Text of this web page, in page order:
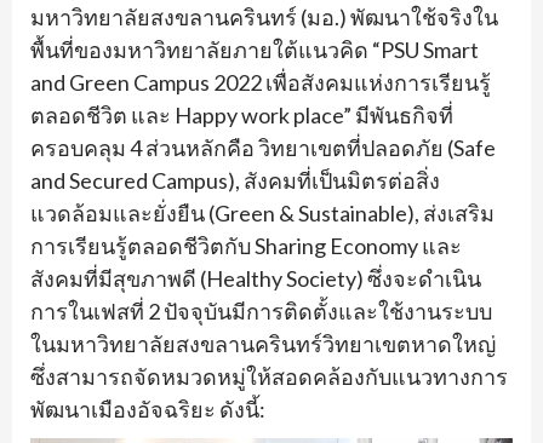
มหาวิทยาลัยสงขลานครินทร์ (มอ.) พัฒนาใช้จริงใน
พื้นที่ของมหาวิทยาลัยภายใต้แนวคิด “PSU Smart
and Green Campus 2022 เพื่อสังคมแห่งการเรียนรู้
ตลอดชีวิต และ Happy work place” มีพันธกิจที่
ครอบคลุม 4 ส่วนหลักคือ วิทยาเขตที่ปลอดภัย (Safe
and Secured Campus), สังคมที่เป็นมิตรต่อสิ่ง
แวดล้อมและยั่งยืน (Green & Sustainable), ส่งเสริม
การเรียนรู้ตลอดชีวิตกับ Sharing Economy และ
สังคมที่มีสุขภาพดี (Healthy Society) ซึ่งจะดำเนิน
การในเฟสที่ 2 ปัจจุบันมีการติดตั้งและใช้งานระบบ
ในมหาวิทยาลัยสงขลานครินทร์วิทยาเขตหาดใหญ่
ซึ่งสามารถจัดหมวดหมู่ให้สอดคล้องกับแนวทางการ
พัฒนาเมืองอัจฉริยะ ดังนี้: